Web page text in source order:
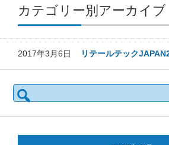
カテゴリー別アーカイブ
2017年3月6日 リテールテック
検
索: